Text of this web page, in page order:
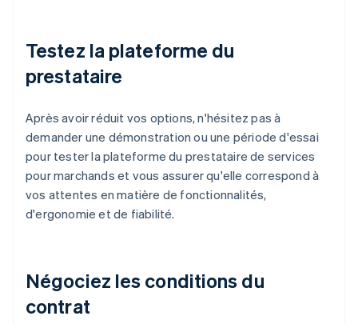
Testez la plateforme du
prestataire
Après avoir réduit vos options, n'hésitez pas à
demander une démonstration ou une période d'essai
pour tester la plateforme du prestataire de services
pour marchands et vous assurer qu'elle correspond à
vos attentes en matière de fonctionnalités,
d'ergonomie et de fiabilité.
Négociez les conditions du
contrat